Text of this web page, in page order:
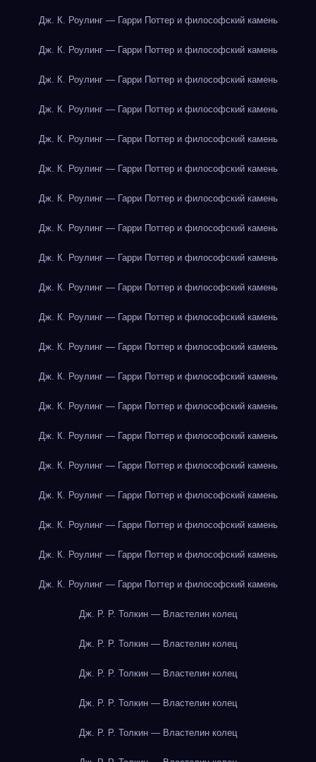
Дж. К. Роулинг — Гарри Поттер и философский камень
Дж. К. Роулинг — Гарри Поттер и философский камень
Дж. К. Роулинг — Гарри Поттер и философский камень
Дж. К. Роулинг — Гарри Поттер и философский камень
Дж. К. Роулинг — Гарри Поттер и философский камень
Дж. К. Роулинг — Гарри Поттер и философский камень
Дж. К. Роулинг — Гарри Поттер и философский камень
Дж. К. Роулинг — Гарри Поттер и философский камень
Дж. К. Роулинг — Гарри Поттер и философский камень
Дж. К. Роулинг — Гарри Поттер и философский камень
Дж. К. Роулинг — Гарри Поттер и философский камень
Дж. К. Роулинг — Гарри Поттер и философский камень
Дж. К. Роулинг — Гарри Поттер и философский камень
Дж. К. Роулинг — Гарри Поттер и философский камень
Дж. К. Роулинг — Гарри Поттер и философский камень
Дж. К. Роулинг — Гарри Поттер и философский камень
Дж. К. Роулинг — Гарри Поттер и философский камень
Дж. К. Роулинг — Гарри Поттер и философский камень
Дж. К. Роулинг — Гарри Поттер и философский камень
Дж. К. Роулинг — Гарри Поттер и философский камень
Дж. Р. Р. Толкин — Властелин колец
Дж. Р. Р. Толкин — Властелин колец
Дж. Р. Р. Толкин — Властелин колец
Дж. Р. Р. Толкин — Властелин колец
Дж. Р. Р. Толкин — Властелин колец